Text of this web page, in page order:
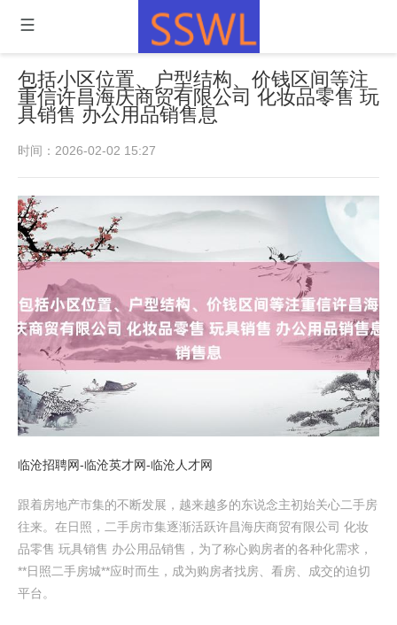
包括小区位置、户型结构、价钱区间等注
重信许昌海庆商贸有限公司 化妆品零售 玩
具销售 办公用品销售息
时间：2026-02-02 15:27
临沧招聘网-临沧英才网-临沧人才网
跟着房地产市集的不断发展，越来越多的东说念主初始关心二手房
往来。在日照，二手房市集逐渐活跃许昌海庆商贸有限公司 化妆
品零售 玩具销售 办公用品销售，为了称心购房者的各种化需求，
**日照二手房城**应时而生，成为购房者找房、看房、成交的迫切
平台。